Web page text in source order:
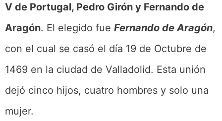
V de Portugal, Pedro Girón y Fernando de
Aragón. El elegido fue Fernando de Aragón,
con el cual se casó el día 19 de Octubre de
1469 en la ciudad de Valladolid. Esta unión
dejó cinco hijos, cuatro hombres y solo una
mujer.